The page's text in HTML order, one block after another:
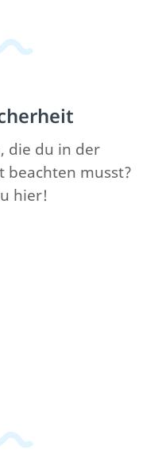
die du in der
beachten musst?
hier!